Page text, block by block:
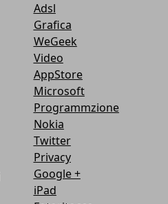
Adsl
Grafica
WeGeek
Video
AppStore
Microsoft
Programmzione
Nokia
Twitter
Privacy
Google +
iPad